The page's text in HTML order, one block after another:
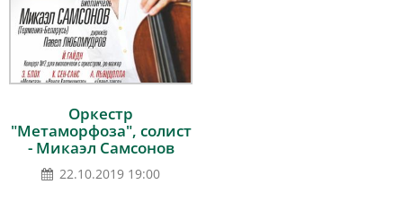
Оркестр
"Метаморфоза", солист
- Микаэл Самсонов
22.10.2019 19:00